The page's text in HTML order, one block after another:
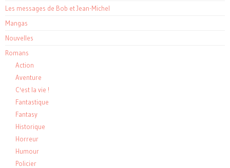
Les messages de Bob et Jean-Michel
Mangas
Nouvelles
Romans
Action
Aventure
C'est la vie !
Fantastique
Fantasy
Historique
Horreur
Humour
Policier